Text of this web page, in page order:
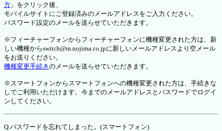
方 」をクリック後、
モバイルサイトにご登録済みのメールアドレスをご入力ください。
パスワード設定のメールを送らせていただきます。
※フィーチャーフォンからフィーチャーフォンに機種変更された方は、新
しい機種からswitch@m.nojima.co.jpに新しいメールアドレスより空メール
をお送りください。
機種変更手続き のメールを送らせていただきます。
※スマートフォンからスマートフォンへの機種変更された方は、手続きな
しでご利用いただけます。今までのメールアドレスとパスワードでログイ
ンしてください。
Q.パスワードを忘れてしまった。(スマートフォン)